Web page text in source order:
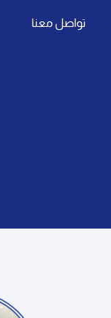
تواصل معنا